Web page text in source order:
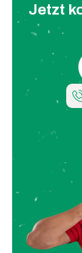
Jetzt